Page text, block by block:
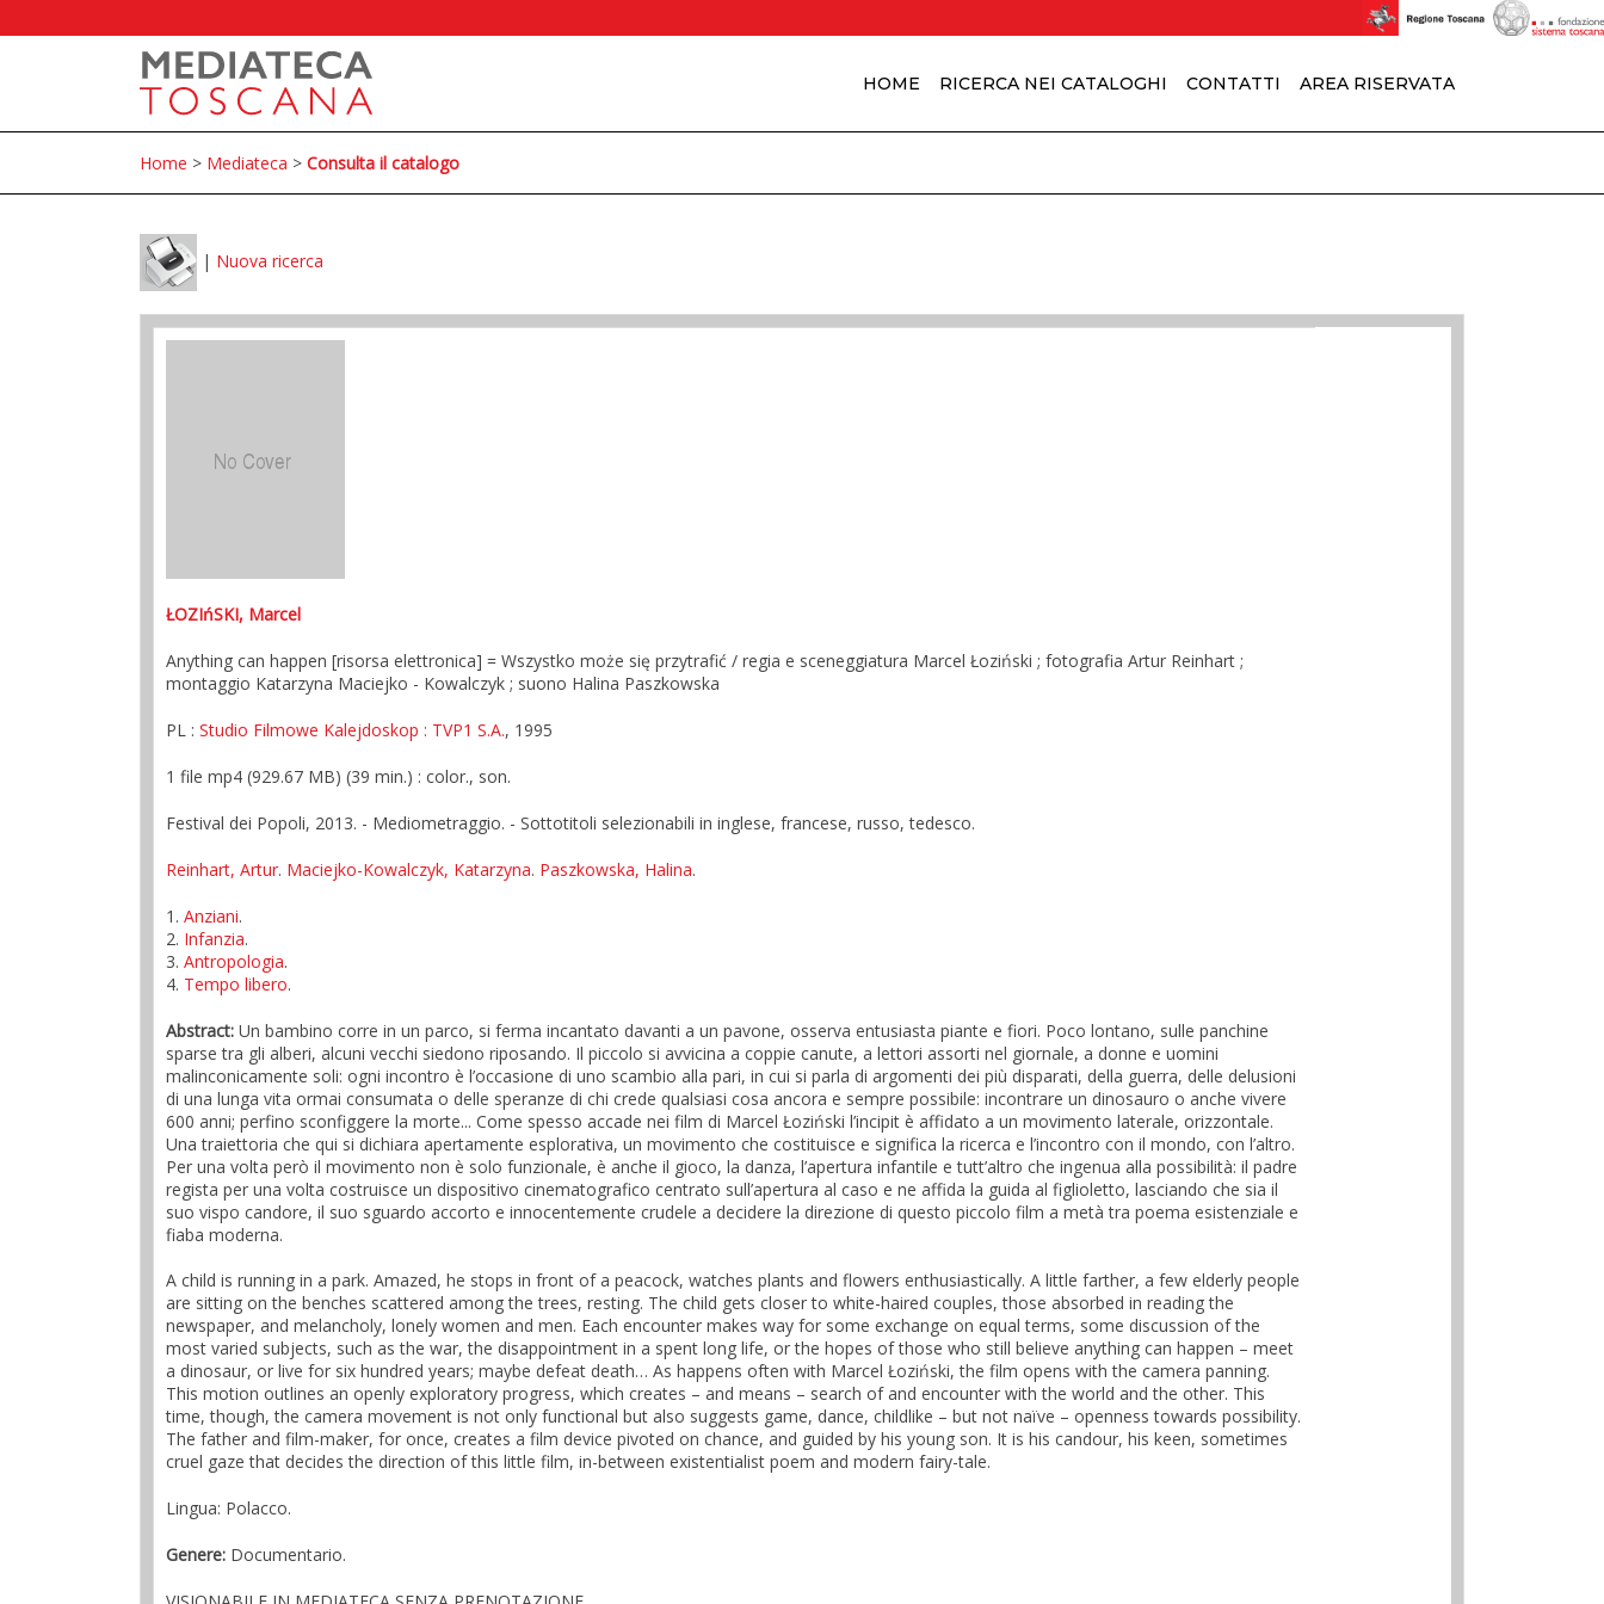
HOME RICERCA NEI CATALOGHI CONTATTI AREA RISERVATA
Home > Mediateca > Consulta il catalogo
| Nuova ricerca
ŁOZIńSKI, Marcel
Anything can happen [risorsa elettronica] = Wszystko może się przytrafić / regia e sceneggiatura Marcel Łoziński ; fotografia Artur Reinhart ;
montaggio Katarzyna Maciejko - Kowalczyk ; suono Halina Paszkowska
PL : Studio Filmowe Kalejdoskop : TVP1 S.A., 1995
1 file mp4 (929.67 MB) (39 min.) : color., son.
Festival dei Popoli, 2013. - Mediometraggio. - Sottotitoli selezionabili in inglese, francese, russo, tedesco.
Reinhart, Artur. Maciejko-Kowalczyk, Katarzyna. Paszkowska, Halina.
1. Anziani.
2. Infanzia.
3. Antropologia.
4. Tempo libero.
Abstract: Un bambino corre in un parco, si ferma incantato davanti a un pavone, osserva entusiasta piante e fiori. Poco lontano, sulle panchine
sparse tra gli alberi, alcuni vecchi siedono riposando. Il piccolo si avvicina a coppie canute, a lettori assorti nel giornale, a donne e uomini
malinconicamente soli: ogni incontro è l’occasione di uno scambio alla pari, in cui si parla di argomenti dei più disparati, della guerra, delle delusioni
di una lunga vita ormai consumata o delle speranze di chi crede qualsiasi cosa ancora e sempre possibile: incontrare un dinosauro o anche vivere
600 anni; perfino sconfiggere la morte... Come spesso accade nei film di Marcel Łoziński l’incipit è affidato a un movimento laterale, orizzontale.
Una traiettoria che qui si dichiara apertamente esplorativa, un movimento che costituisce e significa la ricerca e l’incontro con il mondo, con l’altro.
Per una volta però il movimento non è solo funzionale, è anche il gioco, la danza, l’apertura infantile e tutt’altro che ingenua alla possibilità: il padre
regista per una volta costruisce un dispositivo cinematografico centrato sull’apertura al caso e ne affida la guida al figlioletto, lasciando che sia il
suo vispo candore, il suo sguardo accorto e innocentemente crudele a decidere la direzione di questo piccolo film a metà tra poema esistenziale e
fiaba moderna.
A child is running in a park. Amazed, he stops in front of a peacock, watches plants and flowers enthusiastically. A little farther, a few elderly people
are sitting on the benches scattered among the trees, resting. The child gets closer to white-haired couples, those absorbed in reading the
newspaper, and melancholy, lonely women and men. Each encounter makes way for some exchange on equal terms, some discussion of the
most varied subjects, such as the war, the disappointment in a spent long life, or the hopes of those who still believe anything can happen – meet
a dinosaur, or live for six hundred years; maybe defeat death… As happens often with Marcel Łoziński, the film opens with the camera panning.
This motion outlines an openly exploratory progress, which creates – and means – search of and encounter with the world and the other. This
time, though, the camera movement is not only functional but also suggests game, dance, childlike – but not naïve – openness towards possibility.
The father and film-maker, for once, creates a film device pivoted on chance, and guided by his young son. It is his candour, his keen, sometimes
cruel gaze that decides the direction of this little film, in-between existentialist poem and modern fairy-tale.
Lingua: Polacco.
Genere: Documentario.